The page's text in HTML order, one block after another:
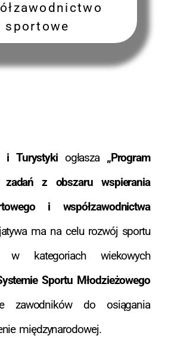
sportowe
i Turystykiogłasza „Program
zadań z obszaru wspierania
i współzawodnictwa
ma na celu rozwój sportu
w kategoriach wiekowych
Sportu Młodzieżowego
zawodników do osiągania
międzynarodowej.